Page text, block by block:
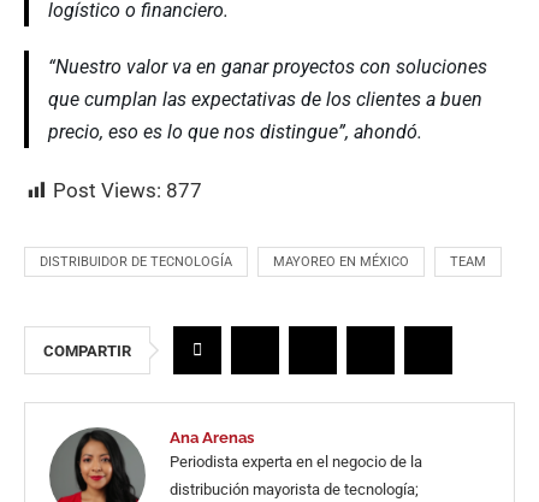
logístico o financiero.
“Nuestro valor va en ganar proyectos con soluciones
que cumplan las expectativas de los clientes a buen
precio, eso es lo que nos distingue”, ahondó.
Post Views: 877
DISTRIBUIDOR DE TECNOLOGÍA MAYOREO EN MÉXICO TEAM
COMPARTIR
Ana Arenas
Periodista experta en el negocio de la
distribución mayorista de tecnología;